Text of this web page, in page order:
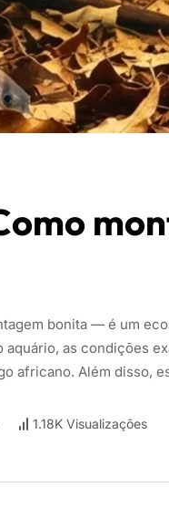
bonita — é um
as condições
africano. Além disso,
1.18K Visualizações